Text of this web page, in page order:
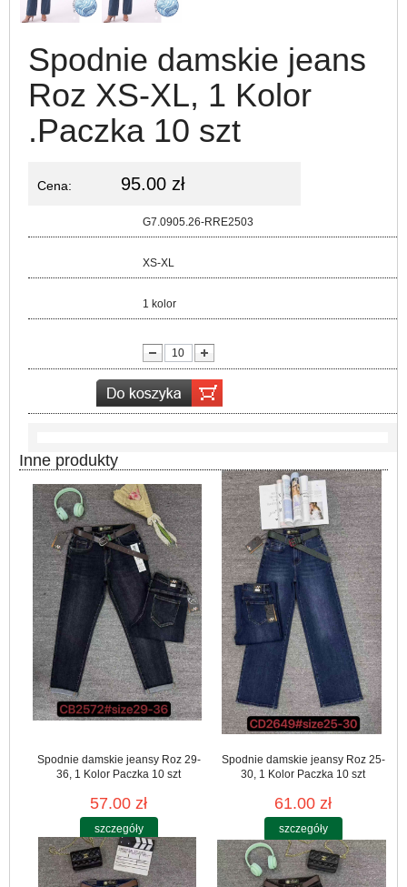
Spodnie damskie jeans
Roz XS-XL, 1 Kolor
.Paczka 10 szt
Cena: 95.00 zł
G7.0905.26-RRE2503
XS-XL
1 kolor
Inne produkty
Spodnie damskie jeansy Roz 29-
36, 1 Kolor Paczka 10 szt
57.00 zł
szczegóły
Spodnie damskie jeansy Roz 25-
30, 1 Kolor Paczka 10 szt
61.00 zł
szczegóły